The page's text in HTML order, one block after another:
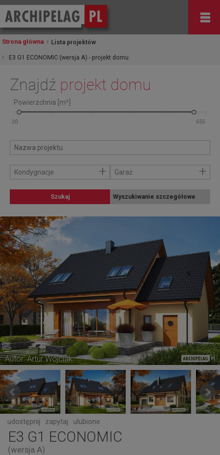
Strona główna Lista projektów
E3 G1 ECONOMIC (wersja A) - projekt domu
Znajdź projekt domu
Powierzchnia [m²]
Kondygnacje + Garaż +
Szukaj Wyszukiwanie szczegółowe
Autor: Artur Wójciak
udostępnij zapytaj ulubione
E3 G1 ECONOMIC
(wersja A)